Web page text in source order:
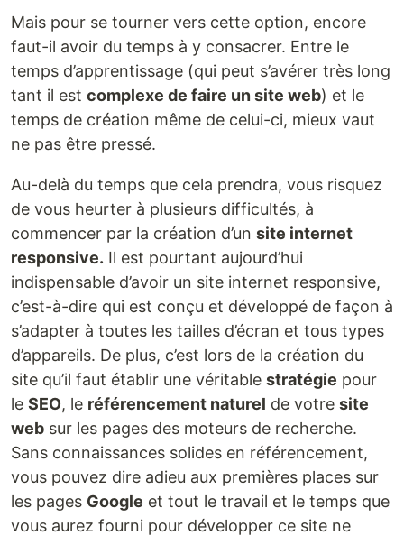
Mais pour se tourner vers cette option, encore
faut-il avoir du temps à y consacrer. Entre le
temps d’apprentissage (qui peut s’avérer très long
tant il est complexe de faire un site web) et le
temps de création même de celui-ci, mieux vaut
ne pas être pressé.
Au-delà du temps que cela prendra, vous risquez
de vous heurter à plusieurs difficultés, à
commencer par la création d’un site internet
responsive. Il est pourtant aujourd’hui
indispensable d’avoir un site internet responsive,
c’est-à-dire qui est conçu et développé de façon à
s’adapter à toutes les tailles d’écran et tous types
d’appareils. De plus, c’est lors de la création du
site qu’il faut établir une véritable stratégie pour
le SEO, le référencement naturel de votre site
web sur les pages des moteurs de recherche.
Sans connaissances solides en référencement,
vous pouvez dire adieu aux premières places sur
les pages Google et tout le travail et le temps que
vous aurez fourni pour développer ce site ne